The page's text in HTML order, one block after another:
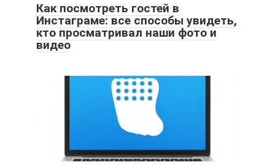
Как посмотреть гостей в
Инстаграме: все способы увидеть,
кто просматривал наши фото и
видео